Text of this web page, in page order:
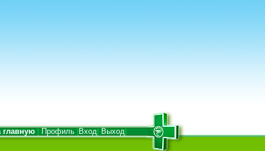
главную| Профиль| Вход| Выход|